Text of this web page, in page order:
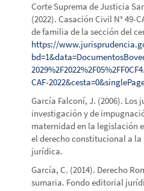
Corte Suprema de Justicia
(2022). Casación Civil N° 49-
de familia de la sección del
https://
CAF-
García Falconí, J. (2006). Los
investigación y de
maternidad en la legislación
el derecho constitucional a
jurídica.
García, C. (2014). Derecho
sumaria. Fondo editorial